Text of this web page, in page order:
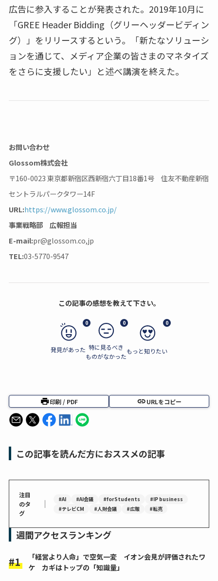
広告に参入することが発表された。2019年10月に
「GREE Header Bidding（グリーヘッダービディン
グ）」をリリースするという。「新たなソリューシ
ョンを通じて、メディア企業の皆さまのマネタイズ
をさらに支援したい」と述べ講演を終えた。
お問い合わせ
Glossom株式会社
〒160-0023 東京都新宿区西新宿六丁目18番1号 住友不動産新宿
セントラルパークタワー14F
URL:https://www.glossom.co.jp/
事業戦略部 広報担当
E-mail:pr@glossom.co,jp
TEL:03-5770-9547
この記事の感想を教えて下さい。
0
発見があった
0
特に見るべき
ものがなかった
0
もっと知りたい
印刷 / PDF URLをコピー
この記事を読んだ方におススメの記事
注目
のタ
グ
｜ #AI #AI会議 #forStudents
#IP business
#テレビCM
#人財会議 #広報 #転売
週間アクセスランキング
「経営より人命」で空気一変 イオン会見が評価されたワ
ケ カギはトップの「知識量」